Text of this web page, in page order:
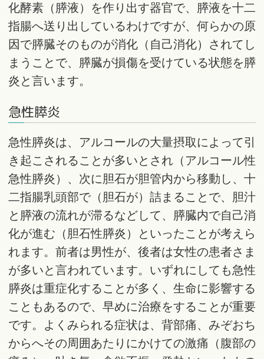
化酵素（膵液）を作り出す器官で、膵液を十二
指腸へ送り出しているわけですが、何らかの原
因で膵臓そのものが消化（自己消化）されてし
まうことで、膵臓が損傷を受けている状態を膵
炎と言います。
急性膵炎
急性膵炎は、アルコールの大量摂取によって引
き起こされることが多いとされ（アルコール性
急性膵炎）、次に胆石が胆管内から移動し、十
二指腸乳頭部で（胆石が）詰まることで、胆汁
と膵液の流れが滞るなどして、膵臓内で自己消
化が進む（胆石性膵炎）といったことが考えら
れます。前者は男性が、後者は女性の患者さま
が多いと言われています。いずれにしても急性
膵炎は重症化することが多く、生命に影響する
こともあるので、早めに治療をすることが重要
です。よくみられる症状は、背部痛、みぞおち
からへその周囲あたりにかけての激痛（腹部の